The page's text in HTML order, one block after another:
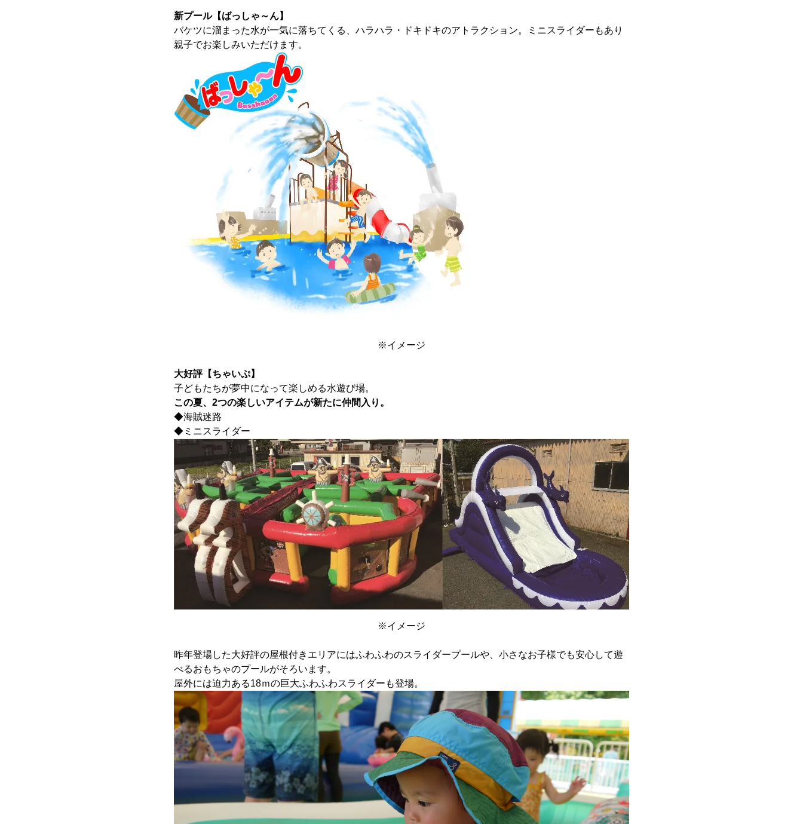
新プール【ばっしゃ～ん】
バケツに溜まった水が一気に落ちてくる、ハラハラ・ドキドキのアトラクション。ミニスライダーもあり
親子でお楽しみいただけます。
※イメージ
大好評【ちゃいぷ】
子どもたちが夢中になって楽しめる水遊び場。
この夏、2つの楽しいアイテムが新たに仲間入り。
◆海賊迷路
◆ミニスライダー
※イメージ
昨年登場した大好評の屋根付きエリアにはふわふわのスライダープールや、小さなお子様でも安心して遊
べるおもちゃのプールがそろいます。
屋外には迫力ある18ｍの巨大ふわふわスライダーも登場。